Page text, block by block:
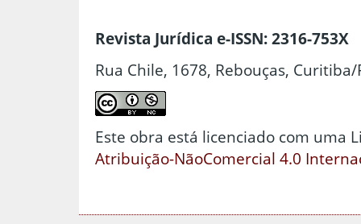
Revista Jurídica e-ISSN: 2316-753X
Rua Chile, 1678, Rebouças, Curitiba/
Este obra está licenciado com uma
Atribuição-NãoComercial 4.0